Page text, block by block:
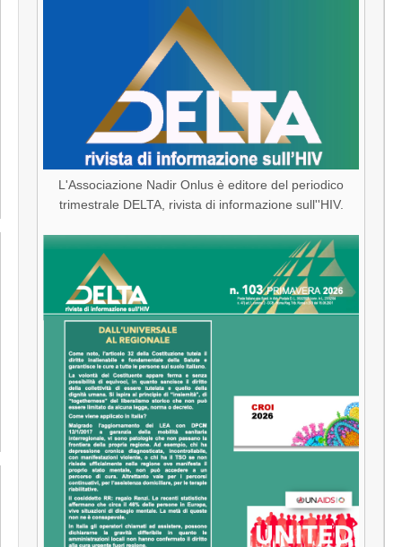
L'Associazione Nadir Onlus è editore del periodico
trimestrale DELTA, rivista di informazione sull''HIV.